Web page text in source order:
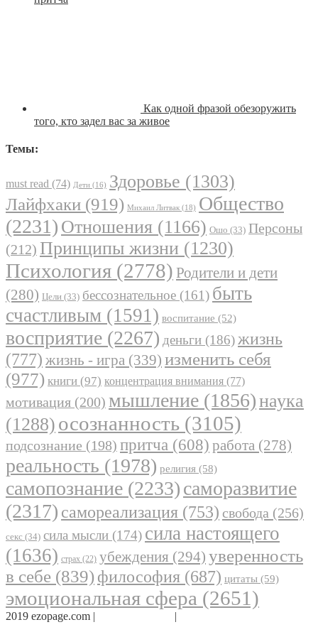
Как одной фразой обезоружить
того, кто задел вас за живое
Темы:
must read (74) Дети (16) Здоровье (1303)
Лайфхаки (919) Михаил Литвак (18) Общество
(2231) Отношения (1166) Ошо (33) Персоны
(212) Принципы жизни (1230)
Психология (2778) Родители и дети
(280) Цели (33) бессознательное (161) быть
счастливым (1591) воспитание (52)
восприятие (2267) деньги (186)жизнь
(777) жизнь - игра (339) изменить себя
(977) книги (97) концентрация внимания (77)
мотивация (200) мышление (1856)наука
(1288) осознанность (3105)
подсознание (198) притча (608) работа (278)
реальность (1978) религия (58)
самопознание (2233)саморазвитие
(2317) самореализация (753) свобода (256)
секс (34) сила мысли (174) сила настоящего
(1636) страх (22) убеждения (294) уверенность
в себе (839) философия (687) цитаты (59)
эмоциональная сфера (2651)
2019 ezopage.com | |